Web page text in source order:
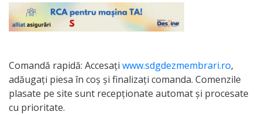
Comandă rapidă: Accesați www.sdgdezmembrari.ro,
adăugați piesa în coș și finalizați comanda. Comenzile
plasate pe site sunt recepționate automat și procesate
cu prioritate.